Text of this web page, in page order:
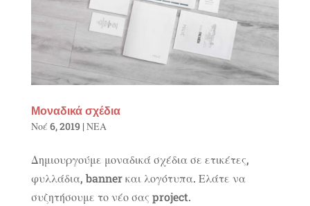
Μοναδικά σχέδια
Νοέ 6, 2019 | ΝΕΑ
Δημιουργούμε μοναδικά σχέδια σε ετικέτες,
φυλλάδια, banner και λογότυπα. Ελάτε να
συζητήσουμε το νέο σας project.